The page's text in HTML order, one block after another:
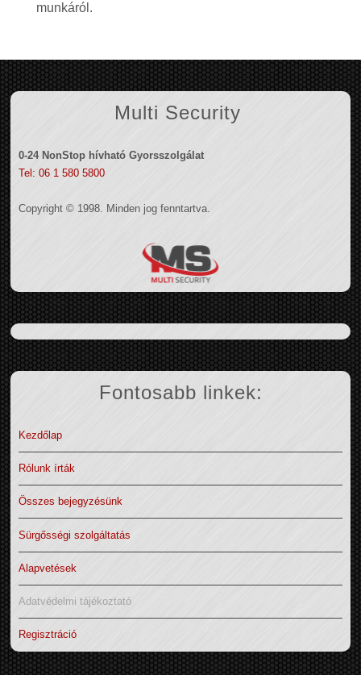
munkáról.
Multi Security
0-24 NonStop hívható Gyorsszolgálat
Tel: 06 1 580 5800
Copyright © 1998. Minden jog fenntartva.
Fontosabb linkek:
Kezdőlap
Rólunk írták
Összes bejegyzésünk
Sürgősségi szolgáltatás
Alapvetések
Adatvédelmi tájékoztató
Regisztráció